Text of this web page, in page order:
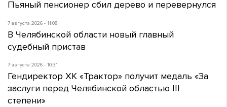
Пьяный пенсионер сбил дерево и перевернулся
7 августа 2026 - 11:08
В Челябинской области новый главный
судебный пристав
7 августа 2026 - 10:31
Гендиректор ХК «Трактор» получит медаль «За
заслуги перед Челябинской областью III
степени»